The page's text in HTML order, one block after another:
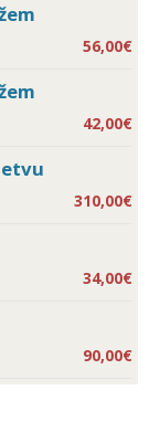
56,00€
42,00€
310,00€
34,00€
90,00€